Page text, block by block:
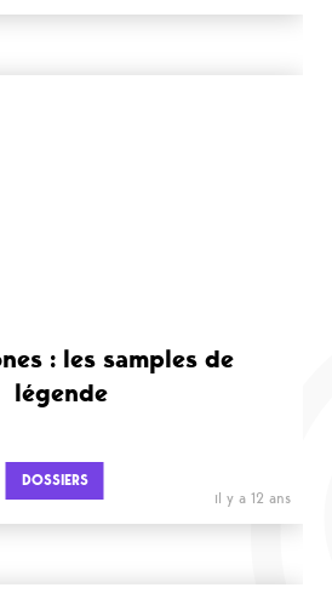
: les samples de
légende
DOSSIERS
il y a 12 ans